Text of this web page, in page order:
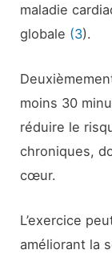
maladie
globale (3).
moins 30
réduire le
chroniques,
cœur.
L’exercice
améliorant la